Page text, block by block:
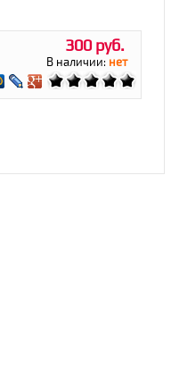
300 руб.
В наличии: нет